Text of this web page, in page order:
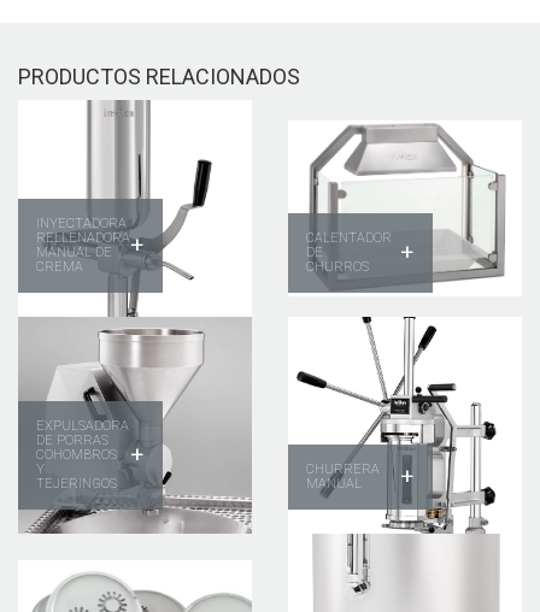
PRODUCTOS RELACIONADOS
INYECTADORA
RELLENADORA
MANUAL DE
CREMA
+
CALENTADOR
DE
CHURROS
+
EXPULSADORA
DE PORRAS
COHOMBROS
Y
TEJERINGOS
+
CHURRERA
MANUAL
+